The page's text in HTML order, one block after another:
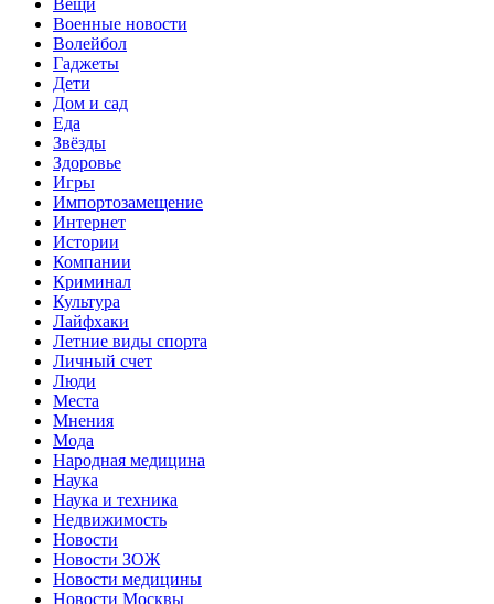
Военные новости
Волейбол
Гаджеты
Дети
Дом и сад
Еда
Звёзды
Здоровье
Игры
Импортозамещение
Интернет
Истории
Компании
Криминал
Культура
Лайфхаки
Летние виды спорта
Личный счет
Люди
Места
Мнения
Мода
Народная медицина
Наука
Наука и техника
Недвижимость
Новости
Новости ЗОЖ
Новости медицины
Новости Москвы